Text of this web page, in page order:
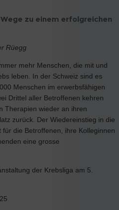
zu einem erfolgreichen
Rüegg
mehr Menschen, die mit und
leben. In der Schweiz sind es
Menschen im erwerbsfähigen
Drittel aller Betroffenen kehren
Therapien wieder an ihren
zurück. Der Wiedereinstieg in die
für die Betroffenen, ihre Kolleginnen
eine grosse
der Krebsliga am 5.